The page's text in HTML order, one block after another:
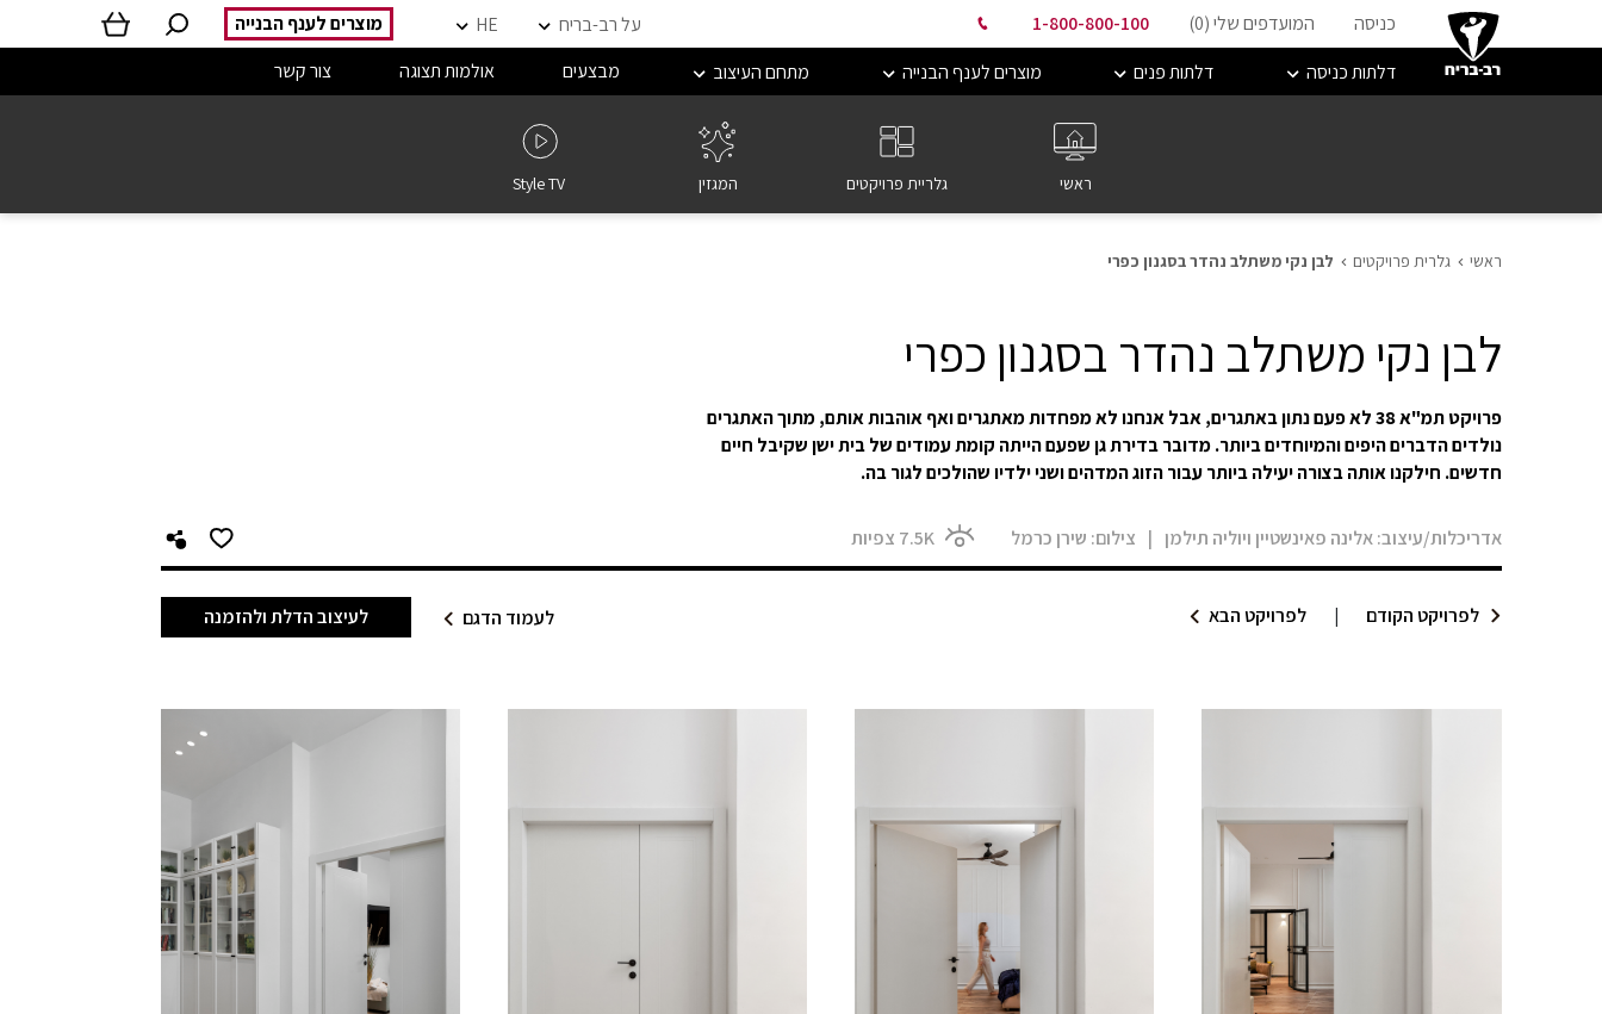
כניסה המועדפים שלי (0
)
1-800-800-100 על רב-בריח HE
מוצרים לענף הבנייה
דלתות כניסה
דלתות פנים מוצרים לענף הבנייה מתחם העיצוב מבצעים אולמות תצוגה צור קשר
ראשי גלריית פרויקטים המגזין Style TV
ראשי גלרית פרויקטים לבן נקי משתלב נהדר בסגנון כפרי
לבן נקי משתלב נהדר בסגנון כפרי
פרויקט תמ"א 38 לא פעם נתון באתגרים, אבל אנחנו לא מפחדות מאתגרים ואף אוהבות אותם, מתוך האתגרים
נולדים הדברים היפים והמיוחדים ביותר. מדובר בדירת גן שפעם הייתה קומת עמודים של בית ישן שקיבל חיים
חדשים. חילקנו אותה בצורה יעילה ביותר עבור הזוג המדהים ושני ילדיו שהולכים לגור בה.
אדריכלות/עיצוב:אלינה פאינשטיין ויוליה תילמן | צילום: שירן כרמל 7.5K צפיות
לפרויקט הקודם | לפרויקט הבא לעמוד הדגם לעיצוב הדלת ולהזמנה